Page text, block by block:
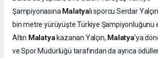
Şampiyonasına Malatyalı sporcu Serdar
bin metre yürüyüşte Türkiye Şampiyonluğunu
Altın Malatyakazanan Yalçın, Malatya’ya
ve Spor Müdürlüğü tarafından da ayrıca